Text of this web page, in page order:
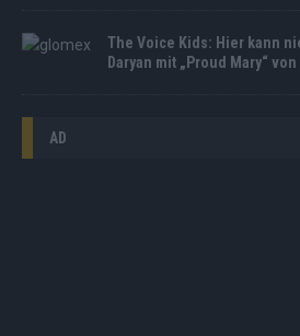
The Voice Kids: Hier kann
Daryan mit „Proud Mary“
AD